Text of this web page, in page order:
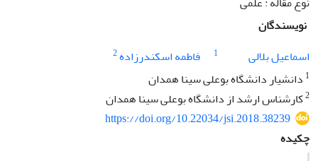
نویسندگان
اسماعیل بلالی
1 فاطمه اسکندرزاده2
1 دانشیار دانشگاه بوعلی سینا همدان
2کارشناس ارشد از دانشگاه بوعلی سینا همدان
https://doi.org/10.22034/jsi.2018.38239
چکیده